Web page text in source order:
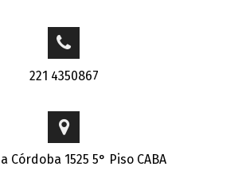
221 4350867
Córdoba 1525 5° Piso CABA